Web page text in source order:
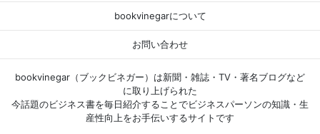
bookvinegarについて
お問い合わせ
bookvinegar（ブックビネガー）は新聞・雑誌・TV・著名ブログなど
に取り上げられた
今話題のビジネス書を毎日紹介することでビジネスパーソンの知識・生
産性向上をお手伝いするサイトです